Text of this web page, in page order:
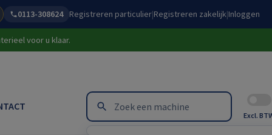
0113-308624 Registreren particulier|Registreren zakelijk|Inloggen
voor u klaar.
Excl.